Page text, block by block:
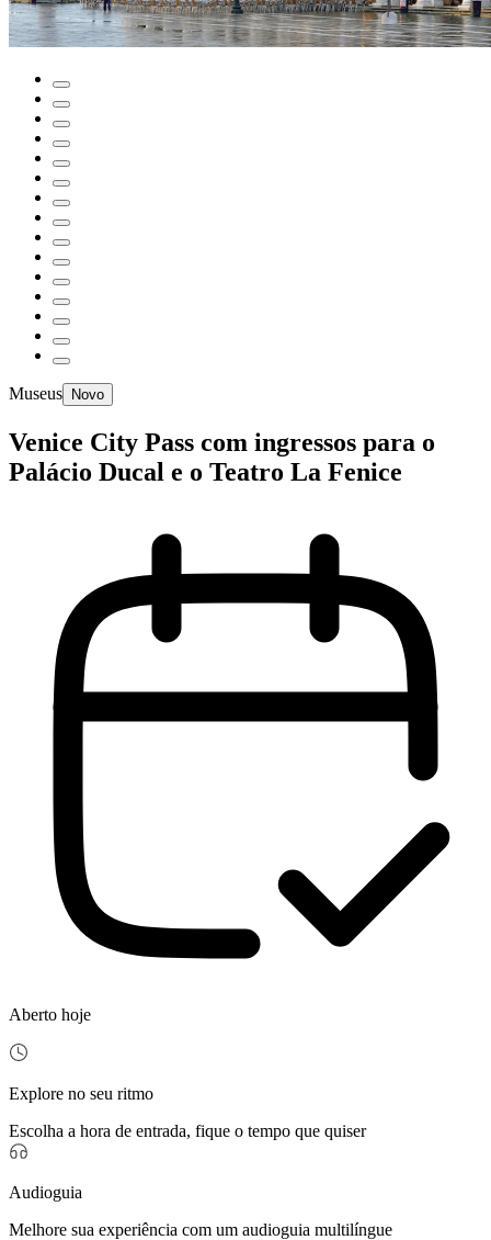
Museus Novo
Venice City Pass com ingressos para o
Palácio Ducal e o Teatro La Fenice
Aberto hoje
Explore no seu ritmo
Escolha a hora de entrada, fique o tempo que quiser
Audioguia
Melhore sua experiência com um audioguia multilíngue